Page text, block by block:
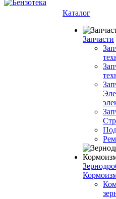
Каталог
Запчасти